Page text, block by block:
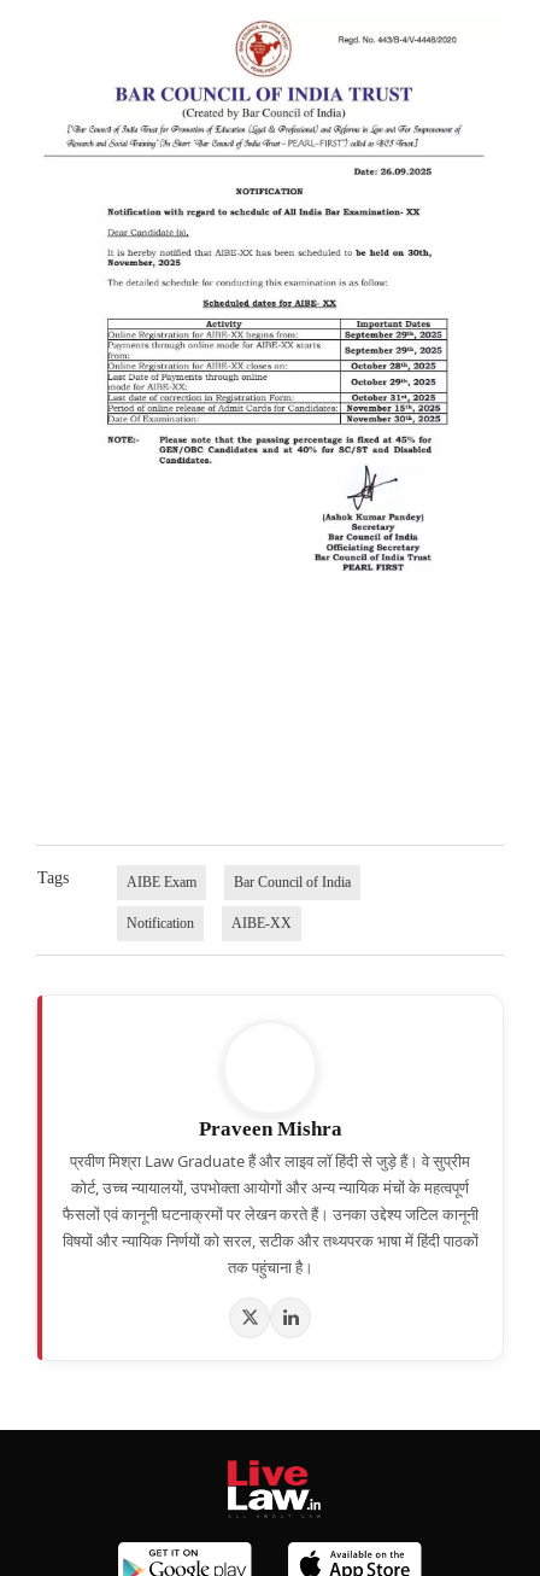
Tags AIBE Exam Bar Council of India
Notification AIBE-XX
Praveen Mishra
प्रवीण मिश्रा Law Graduate हैं और लाइव लॉ हिंदी से जुड़े हैं। वे सुप्रीम
कोर्ट, उच्च न्यायालयों, उपभोक्ता आयोगों और अन्य न्यायिक मंचों के महत्वपूर्ण
फैसलों एवं कानूनी घटनाक्रमों पर लेखन करते हैं। उनका उद्देश्य जटिल कानूनी
विषयों और न्यायिक निर्णयों को सरल, सटीक और तथ्यपरक भाषा में हिंदी पाठकों
तक पहुंचाना है।